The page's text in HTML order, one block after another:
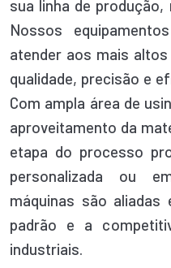
sua linha de
Nossos
atender aos mais
qualidade, precisão e
Com ampla área de
aproveitamento da
etapa do processo
personalizada ou
máquinas são
padrão e a
industriais.